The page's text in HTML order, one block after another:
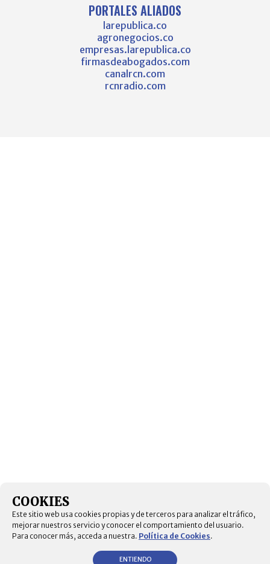
PORTALES ALIADOS
larepublica.co
agronegocios.co
empresas.larepublica.co
firmasdeabogados.com
canalrcn.com
rcnradio.com
COOKIES
Este sitio web usa cookies propias y de terceros para analizar el tráfico,
mejorar nuestros servicio y conocer el comportamiento del usuario.
Para conocer más, acceda a nuestra. Política de Cookies.
ENTIENDO